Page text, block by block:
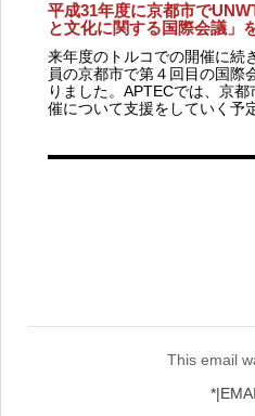
平成31年度に京都市で
と文化に関する国際会議」
来年度のトルコでの開催に続
員の京都市で第４回目の国際
りました。APTECでは、京
催について支援をしていく予
This email